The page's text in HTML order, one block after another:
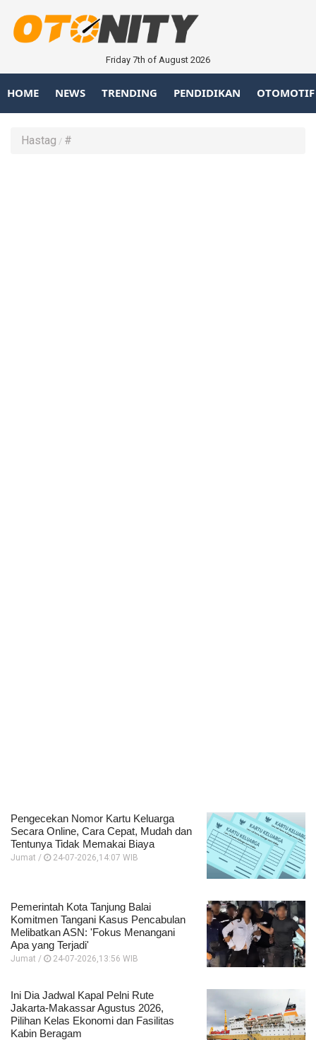
Friday 7th of August 2026
HOME NEWS TRENDING PENDIDIKAN OTOMOTIF
Hastag #
Pengecekan Nomor Kartu Keluarga
Secara Online, Cara Cepat, Mudah dan
Tentunya Tidak Memakai Biaya
Jumat / 24-07-2026,14:07 WIB
Pemerintah Kota Tanjung Balai
Komitmen Tangani Kasus Pencabulan
Melibatkan ASN: 'Fokus Menangani
Apa yang Terjadi'
Jumat / 24-07-2026,13:56 WIB
Ini Dia Jadwal Kapal Pelni Rute
Jakarta-Makassar Agustus 2026,
Pilihan Kelas Ekonomi dan Fasilitas
Kabin Beragam